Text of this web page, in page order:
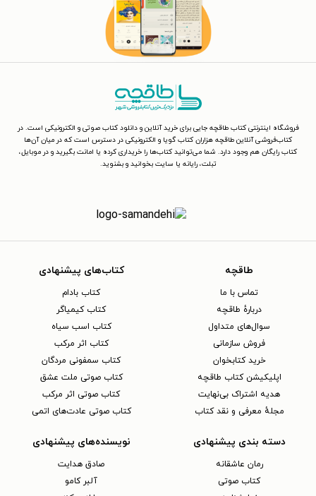
فروشگاه اینترنتی کتاب طاقچه جایی برای خرید آنلاین و دانلود کتاب صوتی و الکترونیکی است. در
کتاب‌فروشی آنلاین طاقچه هزاران کتاب گویا و الکترونیکی در دسترس است که در میان آن‌ها
کتاب رایگان هم وجود دارد. شما می‌توانید کتاب‌ها را خریداری کرده یا امانت بگیرید و در موبایل،
تبلت، رایانه یا سایت بخوانید و بشنوید.
طاقچه
تماس با ما
دربارهٔ طاقچه
سوال‌های متداول
فروش سازمانی
خرید کتابخوان
اپلیکیشن کتاب طاقچه
هدیه اشتراک بی‌نهایت
مجلهٔ معرفی و نقد کتاب
کتاب‌های پیشنهادی
کتاب بادام
کتاب کیمیاگر
کتاب اسب سیاه
کتاب اثر مرکب
کتاب سمفونی مردگان
کتاب صوتی ملت عشق
کتاب صوتی اثر مرکب
کتاب صوتی عادت‌های اتمی
دسته بندی پیشنهادی
رمان عاشقانه
کتاب‌ صوتی
نویسنده‌های پیشنهادی
صادق هدایت
آلبر کامو